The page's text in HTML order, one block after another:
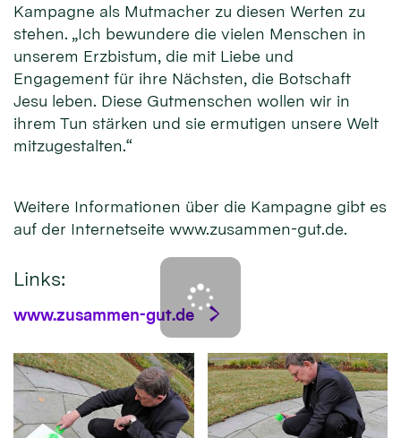
Kampagne als Mutmacher zu diesen Werten zu
stehen. „Ich bewundere die vielen Menschen in
unserem Erzbistum, die mit Liebe und
Engagement für ihre Nächsten, die Botschaft
Jesu leben. Diese Gutmenschen wollen wir in
ihrem Tun stärken und sie ermutigen unsere Welt
mitzugestalten.“
Weitere Informationen über die Kampagne gibt es
auf der Internetseite www.zusammen-gut.de.
Links:
www.zusammen-gut.de